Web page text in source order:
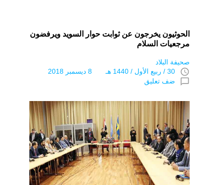
الحوثيون يخرجون عن ثوابت حوار السويد ويرفضون
مرجعيات السلام
صحيفة البلاد
access_time 30 / ربيع اﻷول / 1440 هـ 8 ديسمبر 2018
chat_bubble_outline ضف تعليق